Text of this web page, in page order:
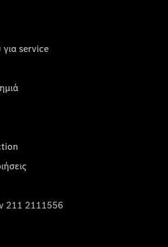
για service
211 2111556